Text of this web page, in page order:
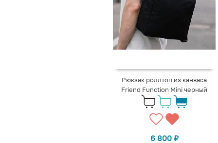
Рюкзак роллтоп из канваса
Friend Function Mini черный
6 800 ₽